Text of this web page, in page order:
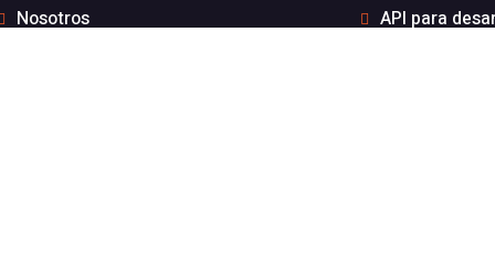
Nosotros
API para